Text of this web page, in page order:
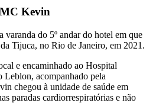
Kevin
varanda do 5º andar do hotel em que
Tijuca, no Rio de Janeiro, em 2021.
e encaminhado ao Hospital
acompanhado pela
chegou à unidade de saúde em
paradas cardiorrespiratórias e não